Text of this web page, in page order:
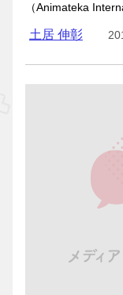
（Animateka
土居 伸彰